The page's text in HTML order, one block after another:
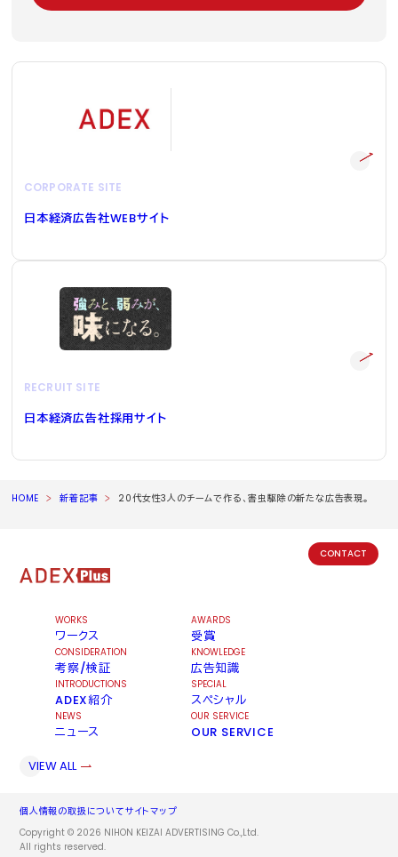
CORPORATE SITE
日本経済広告社WEBサイト
RECRUIT SITE
日本経済広告社採用サイト
HOME 新着記事 20代女性3人のチームで作る、害虫駆除の新たな広告表現。
WORKS
ワークス
AWARDS
受賞
CONSIDERATION
考察/検証
KNOWLEDGE
広告知識
INTRODUCTIONS
ADEX紹介
SPECIAL
スペシャル
NEWS
ニュース
OUR SERVICE
OUR SERVICE
VIEW ALL
CONTACT
個人情報の取扱についてサイトマップ
Copyright © 2026 NIHON KEIZAI ADVERTISING Co.,Ltd.
All rights reserved.